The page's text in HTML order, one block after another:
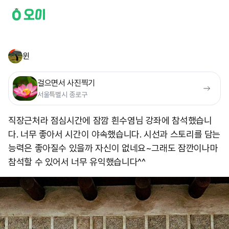
윈
걸으면서 사진찍기
서울특별시 종로구
직장근처라 점심시간에 잠깜 흰수염님 강좌에 참석했습니
다. 너무 좋아서 시간이 야속했습니다. 시선과 스토리를 담는
능력은 좋아질수 있을까 자신이 없네요~그래도 잠깐이나마
참석할 수 있어서 너무 유익했습니다^^